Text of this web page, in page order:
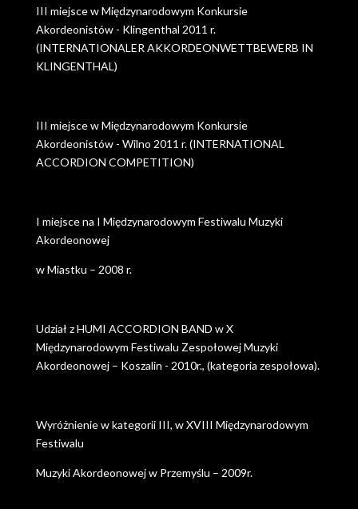
III miejsce w Międzynarodowym Konkursie
Akordeonistów - Klingenthal 2011 r.
(INTERNATIONALER AKKORDEONWETTBEWERB IN
KLINGENTHAL)
III miejsce w Międzynarodowym Konkursie
Akordeonistów - Wilno 2011 r. (INTERNATIONAL
ACCORDION COMPETITION)
I miejsce na I Międzynarodowym Festiwalu Muzyki
Akordeonowej
w Miastku – 2008 r.
Udział z HUMI ACCORDION BAND w X
Międzynarodowym Festiwalu Zespołowej Muzyki
Akordeonowej – Koszalin - 2010r., (kategoria zespołowa).
Wyróżnienie w kategorii III, w XVIII Międzynarodowym
Festiwalu
Muzyki Akordeonowej w Przemyślu – 2009r.